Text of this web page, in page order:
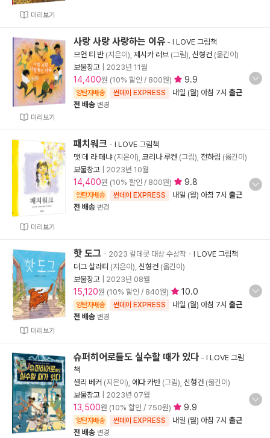
미리보기
미리보기
사랑 사랑 사랑하는 이유 - I LOVE 그림책
므언 티 반(지은이), 제시카 러브 (그림), 신형건 (옮긴이)
보물창고
2023년 11월
14,400원 (10% 할인 / 800원) 9.9
양탄자배송 썬데이 EXPRESS 내일 (월) 아침 7시 출근
전 배송 변경
미리보기
패치워크 - I LOVE 그림책
맷 데 라 페냐(지은이), 코리나 루켄 (그림), 전하림 (옮긴이)
보물창고
2023년 10월
14,400원 (10% 할인 / 800원) 9.8
양탄자배송 썬데이 EXPRESS 내일 (월) 아침 7시 출근
전 배송 변경
미리보기
핫 도그 - 2023 칼데콧 대상 수상작 - I LOVE 그림책
더그 살라티 (지은이), 신형건 (옮긴이)
보물창고
2023년 08월
15,120원 (10% 할인 / 840원) 10.0
양탄자배송 썬데이 EXPRESS 내일 (월) 아침 7시 출근
전 배송 변경
슈퍼히어로들도 실수할 때가 있다 - I LOVE 그림
책
셸리 베커 (지은이), 에다 카반(그림), 신형건 (옮긴이)
보물창고
2023년 07월
13,500원 (10% 할인 / 750원) 9.9
양탄자배송 썬데이 EXPRESS 내일 (월) 아침 7시 출근
전 배송 변경